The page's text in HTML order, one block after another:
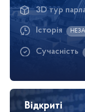
3D тур
Історія
Сучасність
Відкриті